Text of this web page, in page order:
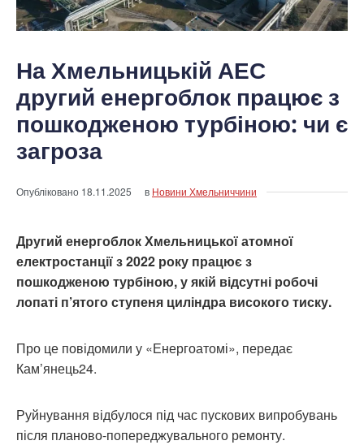
На Хмельницькій АЕС
другий енергоблок працює з
пошкодженою турбіною: чи є
загроза
Опубліковано 18.11.2025 в Новини Хмельниччини
Другий енергоблок Хмельницької атомної
електростанції з 2022 року працює з
пошкодженою турбіною, у якій відсутні робочі
лопаті п’ятого ступеня циліндра високого тиску.
Про це повідомили у «Енергоатомі», передає
Кам’янець24.
Руйнування відбулося під час пускових випробувань
після планово-попереджувального ремонту.